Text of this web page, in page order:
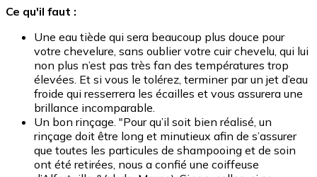
Ce qu'il faut :
Une eau tiède qui sera beaucoup plus douce pour
votre chevelure, sans oublier votre cuir chevelu, qui lui
non plus n’est pas très fan des températures trop
élevées. Et si vous le tolérez, terminer par un jet d’eau
froide qui resserrera les écailles et vous assurera une
brillance incomparable.
Un bon rinçage. "Pour qu’il soit bien réalisé, un
rinçage doit être long et minutieux afin de s’assurer
que toutes les particules de shampooing et de soin
ont été retirées, nous a confié une coiffeuse